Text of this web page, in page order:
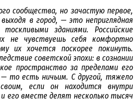
сообщества, но зачастую первое,
в город, — это неприглядная
зданиями. Российские
не чувствуешь себя комфортно
их хочется поскорее покинуть.
советской эпохи: в сознании
пространство за пределами его
то есть ничьим. С другой, тяжело
если он находится внутри
его вместе делят несколько тысяч